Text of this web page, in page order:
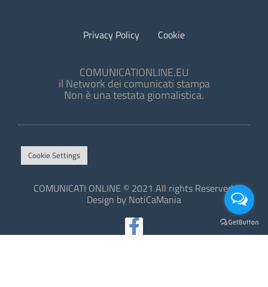
Privacy Policy Cookie
COMUNICATIONLINE.EU
il Network dei comunicati stampa
Non è una testata giornalistica.
Cookie Settings
COMUNICATI ONLINE © 2021 All rights Reserved.
Design by NotiCaMania